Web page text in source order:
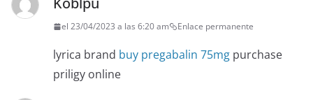
el 23/04/2023 a las 6:20 am Enlace permanente
lyrica brand buy pregabalin 75mg purchase
priligy online